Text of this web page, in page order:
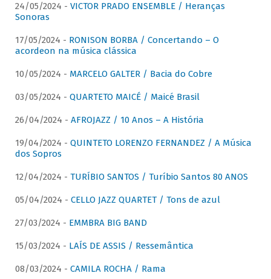
24/05/2024 - VICTOR PRADO ENSEMBLE / Heranças
Sonoras
17/05/2024 - RONISON BORBA / Concertando – O
acordeon na música clássica
10/05/2024 - MARCELO GALTER / Bacia do Cobre
03/05/2024 - QUARTETO MAICÉ / Maicé Brasil
26/04/2024 - AFROJAZZ / 10 Anos – A História
19/04/2024 - QUINTETO LORENZO FERNANDEZ / A Música
dos Sopros
12/04/2024 - TURÍBIO SANTOS / Turíbio Santos 80 ANOS
05/04/2024 - CELLO JAZZ QUARTET / Tons de azul
27/03/2024 - EMMBRA BIG BAND
15/03/2024 - LAÍS DE ASSIS / Ressemântica
08/03/2024 - CAMILA ROCHA / Rama